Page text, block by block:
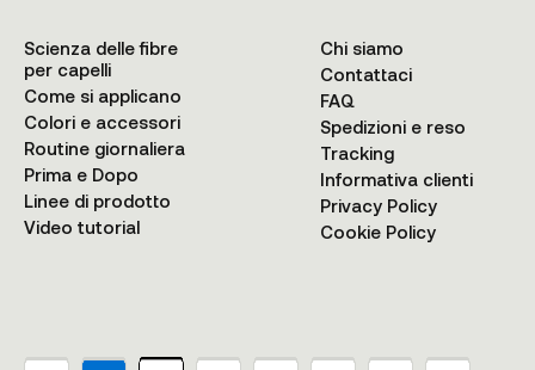
Scienza delle fibre
per capelli
Come si applicano
Colori e accessori
Routine giornaliera
Prima e Dopo
Linee di prodotto
Video tutorial
Chi siamo
Contattaci
FAQ
Spedizioni e reso
Tracking
Informativa clienti
Privacy Policy
Cookie Policy